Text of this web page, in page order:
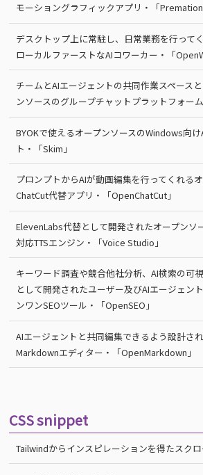
モーショングラフィックアプリ・「Premation
デスクトップ上に常駐し、日常業務を行って
ローカルファーストなAIコワーカー・「
チームとAIエージェントの共同作業スペース
ンソースのグループチャットプラットフォーム
BYOKで使えるオープンソースのWindows向
ト・「Skim」
プロンプトからAIが動画編集を行ってくれる
ChatCut代替アプリ・「OpenChatCut」
ElevenLabs代替として開発されたオープンソ
対応TTSエンジン・「Voice Studio」
キーワード調査や競合他社分析、AI検索の可
として開発されたユーザー及びAIエージェン
ンワンSEOツール・「OpenSEO」
AIエージェントと共同編集できるよう設計さ
Markdownエディター・「OpenMarkdown」
CSS snippet
Tailwindからインスピレーションを得たスク